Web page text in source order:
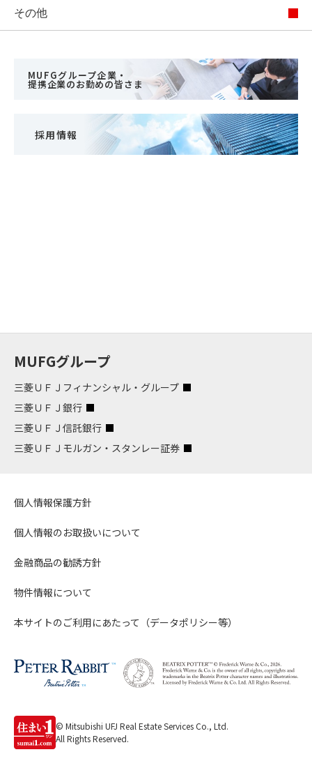
その他
MUFGグループ企業・
提携企業のお勤めの皆さま
採用情報
MUFGグループ
三菱ＵＦＪフィナンシャル・グループ
三菱ＵＦＪ銀行
三菱ＵＦＪ信託銀行
三菱ＵＦＪモルガン・スタンレー証券
個人情報保護方針
個人情報のお取扱いについて
金融商品の勧誘方針
物件情報について
本サイトのご利用にあたって（データポリシー等）
© Mitsubishi UFJ Real Estate Services Co., Ltd.
All Rights Reserved.